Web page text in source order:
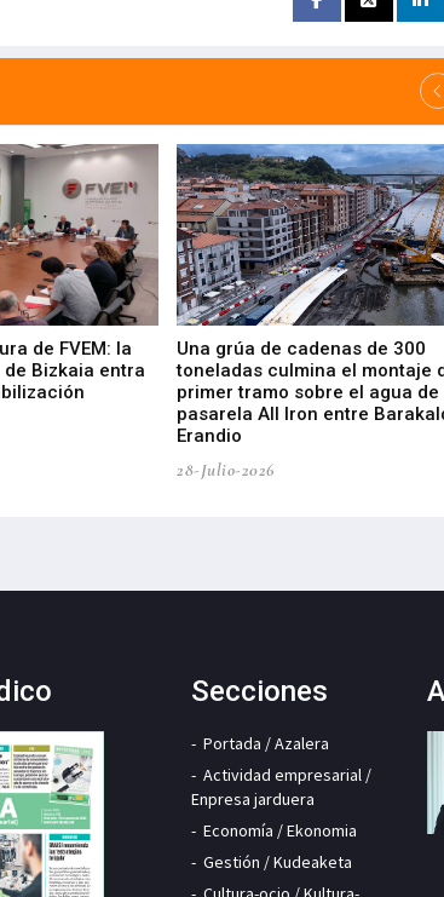
de FVEM: la
Bizkaia entra
Una grúa de cadenas de 300
toneladas culmina el montaje
primer tramo sobre el agua de
pasarela All Iron entre
Erandio
28-Julio-2026
Secciones
Portada / Azalera
Actividad empresarial /
Enpresa jarduera
Economía / Ekonomia
Gestión / Kudeaketa